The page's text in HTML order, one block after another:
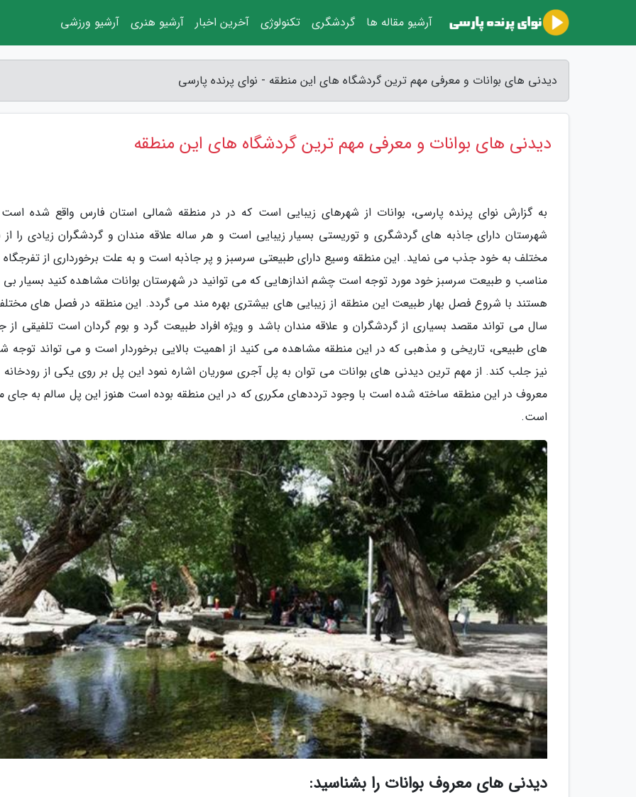
دیدنی های بوانات و معرفی مهم ترین گردشگاه های این منطقه - نوای پرنده پارسی
دیدنی های بوانات و معرفی مهم ترین گردشگاه های این منطقه
به گزارش نوای پرنده پارسی، بوانات از شهرهای زیبایی است که در در منطقه شمالی استان فارس واقع شده
شهرستان دارای جاذبه های گردشگری و توریستی بسیار زیبایی است و هر ساله علاقه مندان و گردشگران زیادی را از
مختلف به خود جذب می نماید. این منطقه وسیع دارای طبیعتی سرسبز و پر جاذبه است و به علت برخورداری از
مناسب و طبیعت سرسبز خود مورد توجه است چشم اندازهایی که می توانید در شهرستان بوانات مشاهده کنید بسیار بی
هستند با شروع فصل بهار طبیعت این منطقه از زیبایی های بیشتری بهره مند می گردد. این منطقه در فصل های
سال می تواند مقصد بسیاری از گردشگران و علاقه مندان باشد و ویژه افراد طبیعت گرد و بوم گردان است تلفیقی از
های طبیعی، تاریخی و مذهبی که در این منطقه مشاهده می کنید از اهمیت بالایی برخوردار است و می تواند توجه
نیز جلب کند. از مهم ترین دیدنی های بوانات می توان به پل آجری سوریان اشاره نمود این پل بر روی یکی از
معروف در این منطقه ساخته شده است با وجود ترددهای مکرری که در این منطقه بوده است هنوز این پل سالم به جای
است.
دیدنی های معروف بوانات را بشناسید:
آرشیو مقاله ها گردشگری تکنولوژی آخرین اخبار آرشیو هنری آرشیو ورزشی